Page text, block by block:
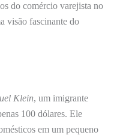
do comércio varejista no
visão fascinante do
Klein, um imigrante
100 dólares. Ele
em um pequeno